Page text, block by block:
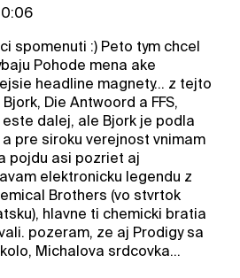
spomenuti :) Peto tym chcel
Pohode mena ake
headline magnety... z tejto
Die Antwoord a FFS,
dalej, ale Bjork je podla
pre siroku verejnost vnimam
pojdu asi pozriet aj
elektronicku legendu z
Brothers (vo stvrtok
hlavne ti chemicki bratia
pozeram, ze aj Prodigy sa
Michalova srdcovka...